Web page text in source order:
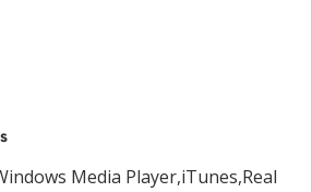
Media Player,iTunes,Real